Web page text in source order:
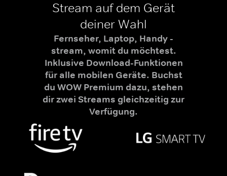
Stream auf dem Gerät
deiner Wahl
Fernseher, Laptop, Handy -
stream, womit du möchtest.
Inklusive Download-Funktionen
für alle mobilen Geräte. Buchst
du WOW Premium dazu, stehen
dir zwei Streams gleichzeitig zur
Verfügung.